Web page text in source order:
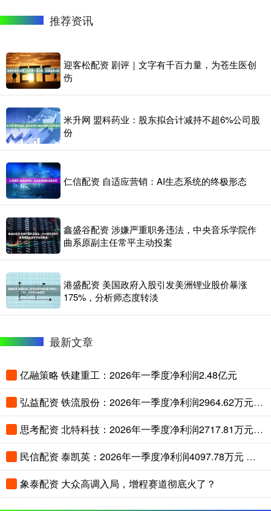
推荐资讯
迎客松配资 剧评｜文字有千百力量，为苍生医创
伤
米升网 盟科药业：股东拟合计减持不超6%公司股
份
仁信配资 自适应营销：AI生态系统的终极形态
鑫盛谷配资 涉嫌严重职务违法，中央音乐学院作
曲系原副主任常平主动投案
港盛配资 美国政府入股引发美洲锂业股价暴涨
175%，分析师态度转淡
最新文章
亿融策略 铁建重工：2026年一季度净利润2.48亿元
弘益配资 铁流股份：2026年一季度净利润2964.62万元 同比增长11.56%
思考配资 北特科技：2026年一季度净利润2717.81万元 同比增长17.86%
民信配资 泰凯英：2026年一季度净利润4097.78万元 同比增长22.23%
象泰配资 大众高调入局，增程赛道彻底火了？